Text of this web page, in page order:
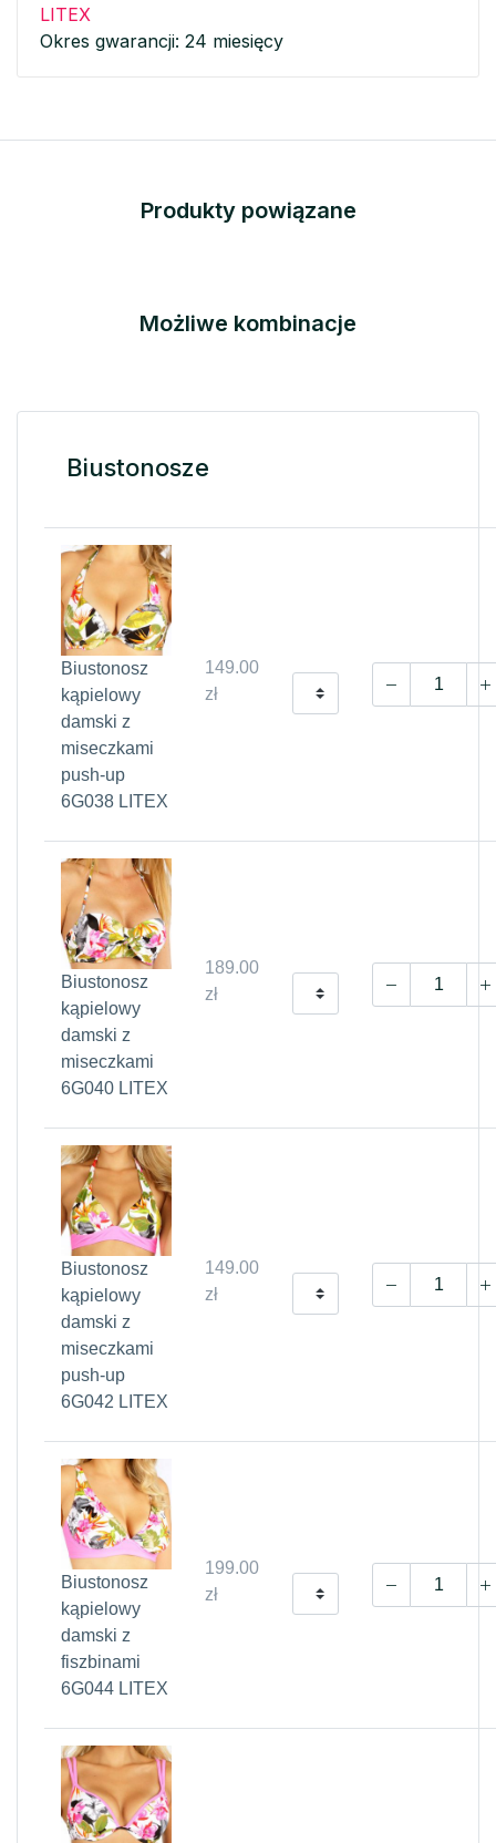
LITEX
Okres gwarancji: 24 miesięcy
Produkty powiązane
Możliwe kombinacje
Biustonosze
Biustonosz
kąpielowy
damski z
miseczkami
push-up
6G038 LITEX
149.00
zł
Biustonosz
kąpielowy
damski z
miseczkami
6G040 LITEX
189.00
zł
Biustonosz
kąpielowy
damski z
miseczkami
push-up
6G042 LITEX
149.00
zł
Biustonosz
kąpielowy
damski z
fiszbinami
6G044 LITEX
199.00
zł